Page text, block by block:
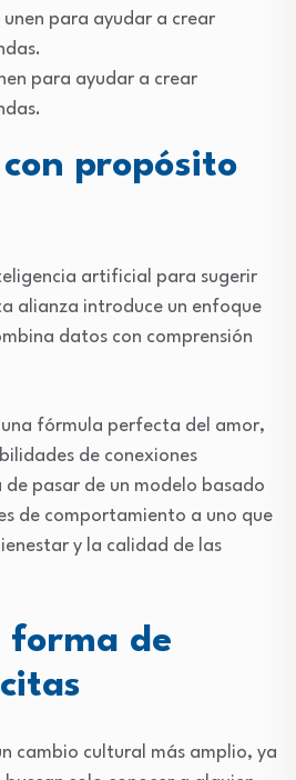
para ayudar a crear
propósito
artificial para sugerir
alianza introduce un enfoque
datos con comprensión
fórmula perfecta del amor,
de conexiones
pasar de un modelo basado
de comportamiento a uno que
y la calidad de las
forma de
cambio cultural más amplio, ya